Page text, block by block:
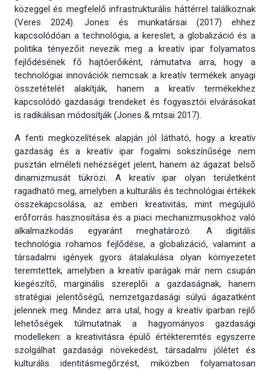
közeggel és megfelelő infrastrukturális háttérrel találkoznak
(Veres 2024). Jones és munkatársai (2017) ehhez
kapcsolódóan a technológia, a kereslet, a globalizáció és a
politika tényezőit nevezik meg a kreatív ipar folyamatos
fejlődésének fő hajtóerőiként, rámutatva arra, hogy a
technológiai innovációk nemcsak a kreatív termékek anyagi
összetételét alakítják, hanem a kreatív termékekhez
kapcsolódó gazdasági trendeket és fogyasztói elvárásokat
is radikálisan módosítják (Jones & mtsai 2017).
A fenti megközelítések alapján jól látható, hogy a kreatív
gazdaság és a kreatív ipar fogalmi sokszínűsége nem
pusztán elméleti nehézséget jelent, hanem az ágazat belső
dinamizmusát tükrözi. A kreatív ipar olyan területként
ragadható meg, amelyben a kulturális és technológiai értékek
összekapcsolása, az emberi kreativitás, mint megújuló
erőforrás hasznosítása és a piaci mechanizmusokhoz való
alkalmazkodás egyaránt meghatározó. A digitális
technológia rohamos fejlődése, a globalizáció, valamint a
társadalmi igények gyors átalakulása olyan környezetet
teremtettek, amelyben a kreatív iparágak már nem csupán
kiegészítő, marginális szereplői a gazdaságnak, hanem
stratégiai jelentőségű, nemzetgazdasági súlyú ágazatként
jelennek meg. Mindez arra utal, hogy a kreatív iparban rejlő
lehetőségek túlmutatnak a hagyományos gazdasági
modelleken: a kreativitásra épülő értékteremtés egyszerre
szolgálhat gazdasági növekedést, társadalmi jólétet és
kulturális identitásmegőrzést, miközben folyamatosan